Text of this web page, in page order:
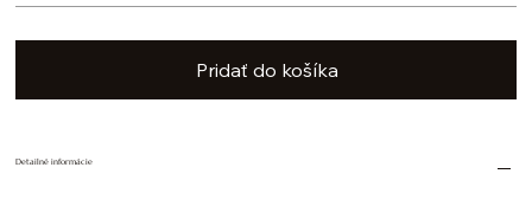
Pridať do košíka
Detailné informácie